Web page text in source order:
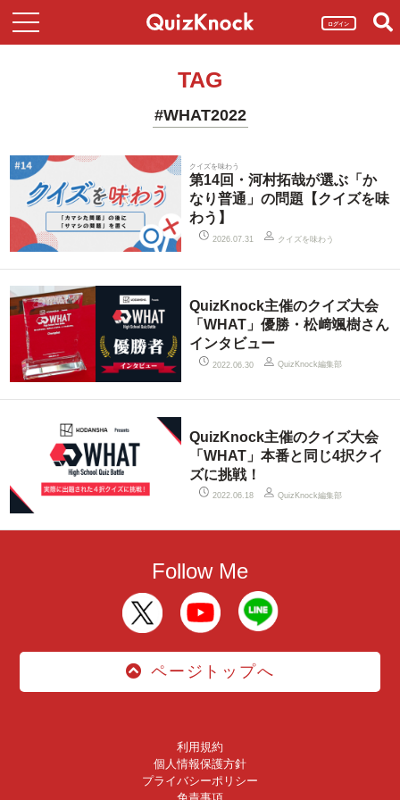
ログイン
TAG
#WHAT2022
クイズを味わう
第14回・河村拓哉が選ぶ「か
なり普通」の問題【クイズを味
わう】
2026.07.31 クイズを味わう
QuizKnock主催のクイズ大会
「WHAT」優勝・松﨑颯樹さん
インタビュー
2022.06.30 QuizKnock編集部
QuizKnock主催のクイズ大会
「WHAT」本番と同じ4択クイ
ズに挑戦！
2022.06.18 QuizKnock編集部
Follow Me
ページトップへ
利用規約
個人情報保護方針
プライバシーポリシー